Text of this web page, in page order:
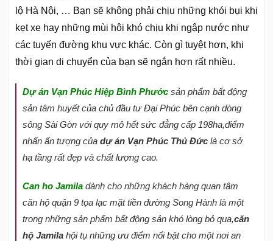
lộ Hà Nội, … Bạn sẽ không phải chịu những khói bụi khi
kẹt xe hay những mùi hôi khó chịu khi ngập nước như
các tuyến đường khu vực khác. Còn gì tuyệt hơn, khi
thời gian di chuyển của bạn sẽ ngắn hơn rất nhiều.
Dự án Vạn Phúc Hiệp Bình Phước sản phẩm bất động
sản tâm huyết của chủ đầu tư Đại Phúc bên cạnh dòng
sông Sài Gòn với quy mô hết sức đẳng cấp 198ha,điểm
nhấn ấn tượng của dự án Vạn Phúc Thủ Đức là cơ sở
hạ tầng rất đẹp và chất lượng cao.
Can ho Jamila dành cho những khách hàng quan tâm
căn hộ quận 9 tọa lạc mặt tiền đường Song Hành là một
trong những sản phẩm bất động sản khó lòng bỏ qua,căn
hộ Jamila hội tụ những ưu điểm nổi bật cho một nơi an